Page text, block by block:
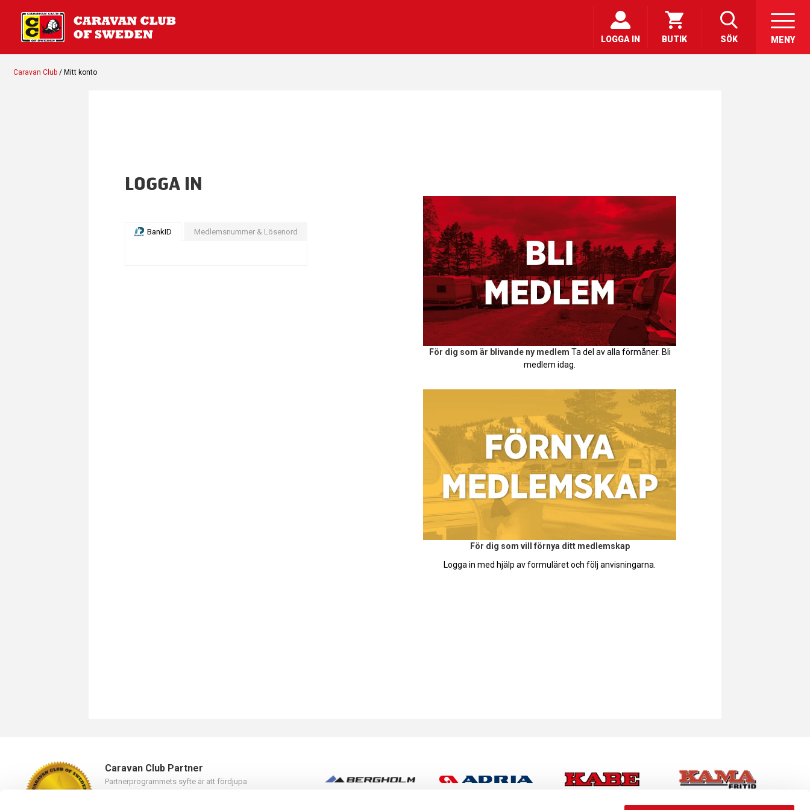
LOGGA IN BUTIK SÖK MENY
Caravan Club / Mitt konto
LOGGA IN
BankID Medlemsnummer & Lösenord
För dig som är blivande ny medlem Ta del av alla förmåner. Bli
medlem idag.
För dig som vill förnya ditt medlemskap
Logga in med hjälp av formuläret och följ anvisningarna.
Caravan Club Partner
Partnerprogrammets syfte är att fördjupa